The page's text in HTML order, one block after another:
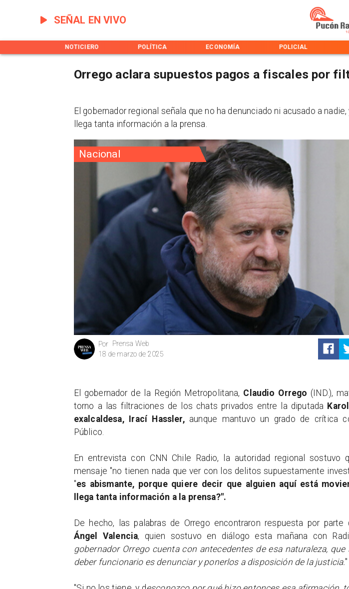
SEÑAL EN VIVO
NOTICIERO POLÍTICA ECONOMÍA POLICIAL
Nacional
Prensa Web
Por
18 de marzo de 2025
Orrego aclara supuestos pagos a fiscales por
El gobernador regional señala que no ha denunciado ni acusado a
llega tanta información a la prensa.
El gobernador de la Región Metropolitana, Claudio Orrego (IND.),
torno a las filtraciones de los chats privados entre la diputada
exalcaldesa, Irací Hassler,aunque mantuvo un grado de crítica
Público.
En entrevista con CNN Chile Radio, la autoridad regional sostuvo
mensaje "no tienen nada que ver con los delitos supuestamente
"es abismante, porque quiere decir que alguien aquí está
llega tanta información a la prensa?".
De hecho, las palabras de Orrego encontraron respuesta por parte
Ángel Valencia, quien sostuvo en diálogo esta mañana con
gobernador Orrego cuenta con antecedentes de esa naturaleza,
deber funcionario es denunciar y ponerlos a disposición de la justicia."